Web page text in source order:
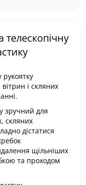
рукоятку
і скляних
зручний для
скляних
дістатися
щільніших
та проходом